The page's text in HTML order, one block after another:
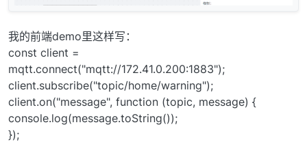
我的前端demo里这样写：
const client =
mqtt.connect("mqtt://172.41.0.200:1883");
client.subscribe("topic/home/warning");
client.on("message", function (topic, message) {
console.log(message.toString());
});